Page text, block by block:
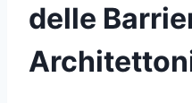
delle